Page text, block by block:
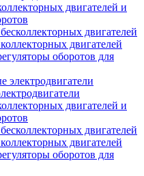
двигателей и
двигателей
двигателей
оборотов для
электродвигатели
двигателей и
двигателей
двигателей
оборотов для